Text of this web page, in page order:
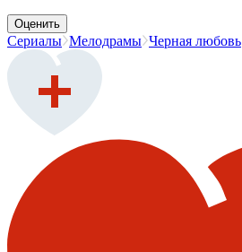
Оценить
Сериалы Мелодрамы Черная любовь